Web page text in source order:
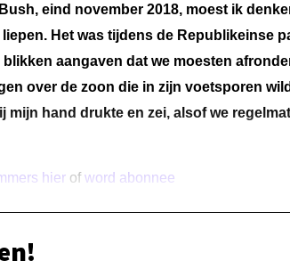
eind november 2018, moest ik
Het was tijdens de Republikeinse
aangaven dat we moesten
over de zoon die in zijn voetsporen
mijn hand drukte en zei, alsof we
hier ofword abonnee